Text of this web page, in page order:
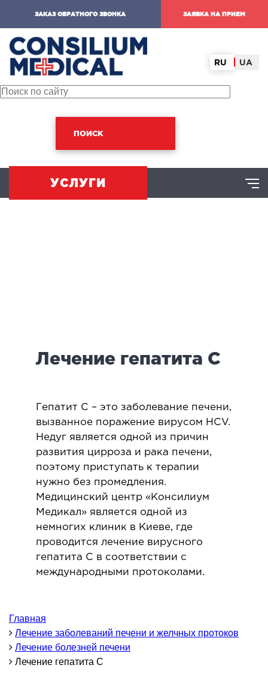
ЗАКАЗ ОБРАТНОГО ЗВОНКА ЗАЯВКА НА ПРИЕМ
RU UA
ПОИСК
УСЛУГИ
ХИРУРГИЯ
в гинекологии
в онкологии
в урологии
в хирургии
И ОНКОХИРУРГИЯ
Лечение гепатита C
Гепатит С – это заболевание печени,
вызванное поражение вирусом НСV.
Недуг является одной из причин
развития цирроза и рака печени,
поэтому приступать к терапии
нужно без промедления.
Медицинский центр «Консилиум
Медикал» является одной из
немногих клиник в Киеве, где
проводится лечение вирусного
гепатита С в соответствии с
международными протоколами.
Главная
Лечение заболеваний печени и желчных протоков
Лечение болезней печени
Лечение гепатита C